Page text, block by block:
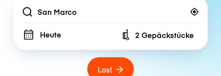
Location
Heute Number of bags
2 Gepäckstücke
Los!